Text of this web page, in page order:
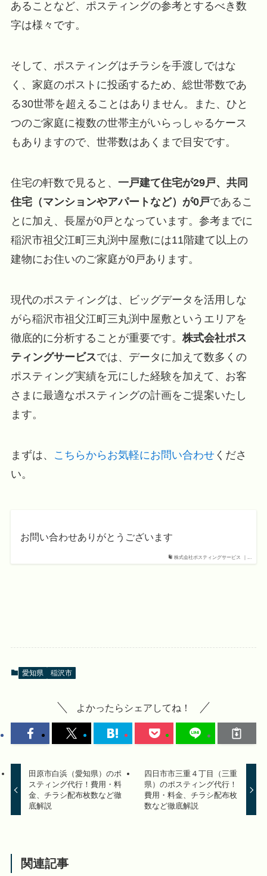
あることなど、ポスティングの参考とするべき数
字は様々です。
そして、ポスティングはチラシを手渡しではな
く、家庭のポストに投函するため、総世帯数であ
る30世帯を超えることはありません。また、ひと
つのご家庭に複数の世帯主がいらっしゃるケース
もありますので、世帯数はあくまで目安です。
住宅の軒数で見ると、 一戸建て住宅が29戸、共同
住宅（マンションやアパートなど）が0戸であるこ
とに加え、長屋が0戸となっています。参考までに
稲沢市祖父江町三丸渕中屋敷には11階建て以上の
建物にお住いのご家庭が0戸あります。
現代のポスティングは、ビッグデータを活用しな
がら稲沢市祖父江町三丸渕中屋敷というエリアを
徹底的に分析することが重要です。 株式会社ポス
ティングサービスでは、データに加えて数多くの
ポスティング実績を元にした経験を加えて、お客
さまに最適なポスティングの計画をご提案いたし
ます。
まずは、 こちらからお気軽にお問い合わせくださ
い。
株式会社ポスティングサービス ｜...
お問い合わせありがとうございます
愛知県 稲沢市
よかったらシェアしてね！
田原市白浜（愛知県）のポ
スティング代行！費用・料
金、チラシ配布枚数など徹
底解説
四日市市三重４丁目（三重
県）のポスティング代行！
費用・料金、チラシ配布枚
数など徹底解説
関連記事